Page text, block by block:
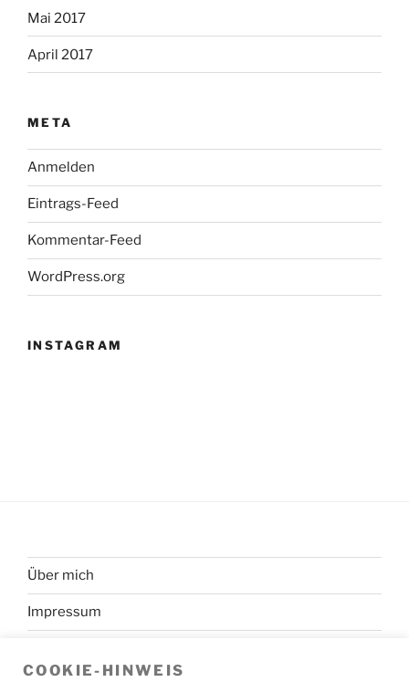
Mai 2017
April 2017
META
Anmelden
Eintrags-Feed
Kommentar-Feed
WordPress.org
INSTAGRAM
Über mich
Impressum
COOKIE-HINWEIS